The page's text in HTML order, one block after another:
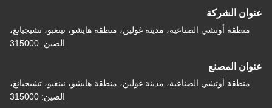
عنوان الشركة
منطقة أوتشي الصناعية، مدينة غولين، منطقة هايشو، نينغبو، تشيجيانغ،
الصين: 315000
عنوان المصنع
منطقة أوتشي الصناعية، مدينة غولين، منطقة هايشو، نينغبو، تشيجيانغ،
الصين: 315000